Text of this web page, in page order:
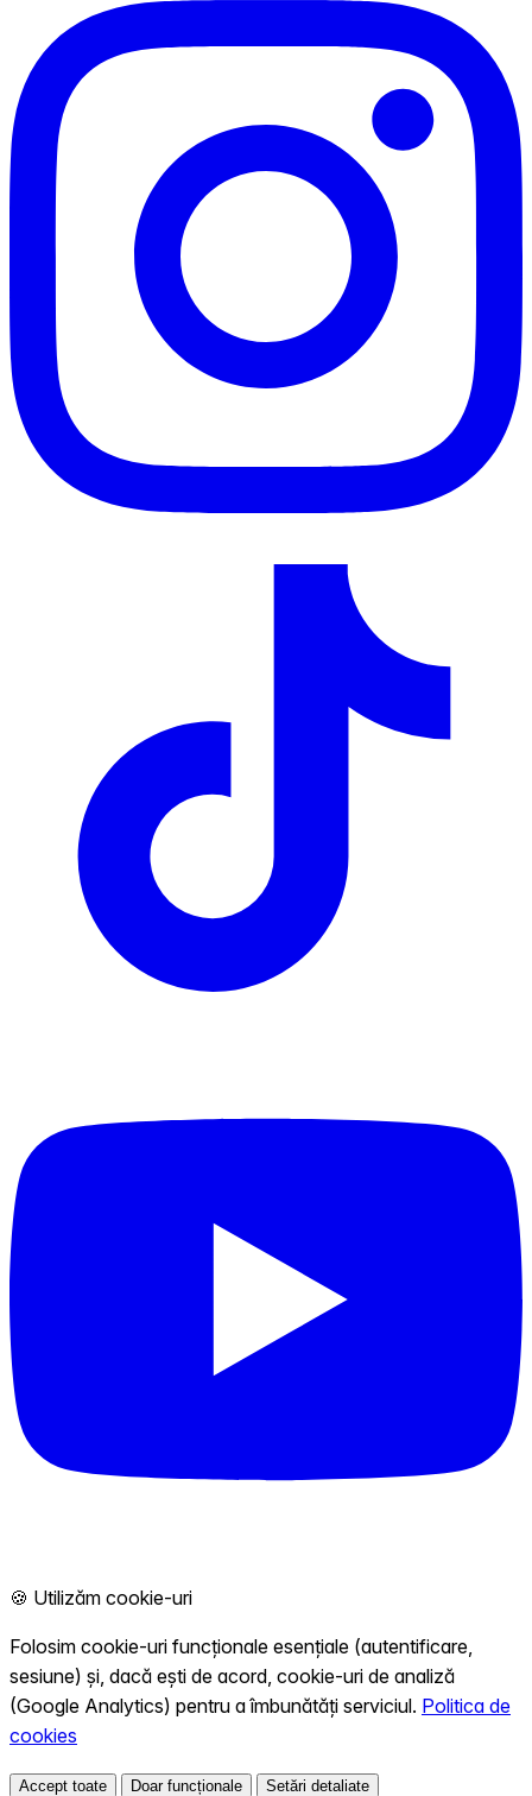
🍪 Utilizăm cookie-uri
Folosim cookie-uri funcționale esențiale (autentificare,
sesiune) și, dacă ești de acord, cookie-uri de analiză
(Google Analytics) pentru a îmbunătăți serviciul. Politica de
cookies
Accept toate Doar funcționale Setări detaliate